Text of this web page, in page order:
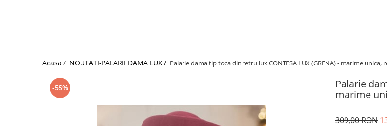
Acasa / NOUTATI-PALARII DAMA LUX / Palarie dama tip toca din fetru lux CONTESA LUX (GRENA) - marime unica,
Palarie
marime
-55%
309,00 RON